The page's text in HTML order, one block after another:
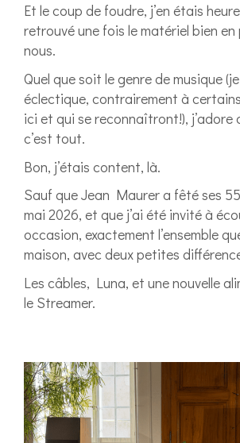
Et le coup de foudre, j’en étais
retrouvé une fois le matériel bien en
nous.
Quel que soit le genre de musique
éclectique, contrairement à
ici et qui se reconnaîtront!), j’adore
c’est tout.
Bon, j’étais content, là.
Sauf que Jean Maurer a fêté ses
mai 2026, et que j’ai été invité à
occasion, exactement l’ensemble
maison, avec deux petites
Les câbles, Luna, et une nouvelle
le Streamer.